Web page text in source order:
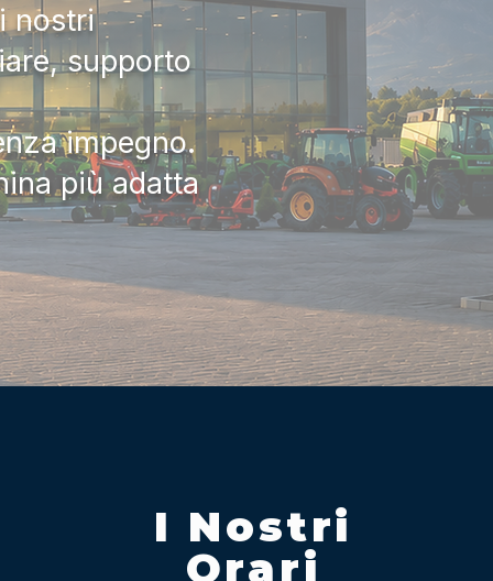
nostri
supporto
impegno.
più adatta
I Nostri
Orari